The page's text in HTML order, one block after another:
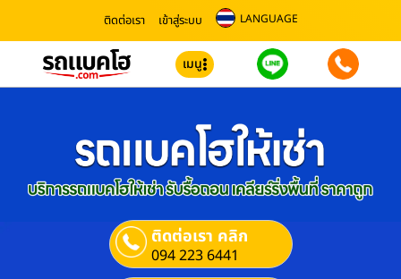
ติดต่อเรา เข้าสู่ระบบ LANGUAGE
เมนู
ติดต่อเรา คลิก
094 223 6441